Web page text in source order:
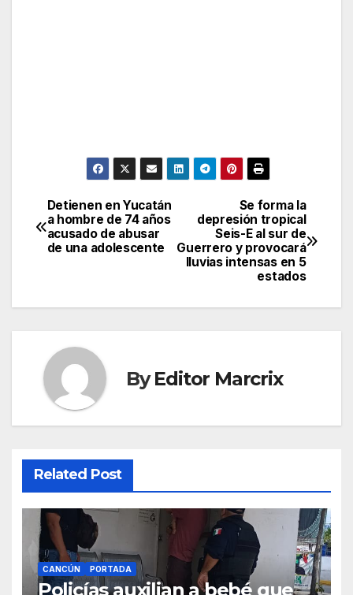
Post
navigation
Se forma la
depresión tropical
Seis-E al sur de
Guerrero y provocará
lluvias intensas en 5
estados
Detienen en Yucatán
a hombre de 74 años
acusado de abusar
de una adolescente
ByEditor Marcrix
Related Post
CANCÚN PORTADA
Policías auxilian a bebé que